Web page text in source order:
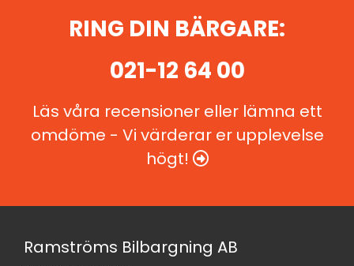
RING DIN BÄRGARE:
021-12 64 00
Läs våra recensioner eller lämna ett
omdöme - Vi värderar er upplevelse
högt! 
Ramströms Bilbargning AB